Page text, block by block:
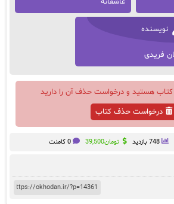
نویسنده
فریدی
کتاب هستید و درخواست حذف آن را دارید
درخواست حذف کتاب
748 بازدید تومان39,500 0 کامنت